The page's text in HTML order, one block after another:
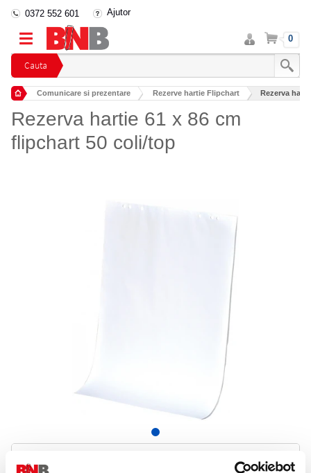
Cauta
0372 552 601 Ajutor
Intra
in
cont
Cos 0
Comunicare si prezentare Rezerve hartie Flipchart Rezerva
Rezerva hartie 61 x 86 cm
flipchart 50 coli/top